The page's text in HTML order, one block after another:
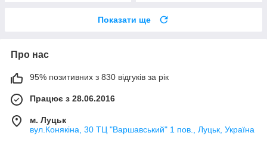
Показати ще
Про нас
95% позитивних з 830 відгуків за рік
Працює з 28.06.2016
м. Луцьк
вул.Конякіна, 30 ТЦ "Варшавський" 1 пов., Луцьк, Україна